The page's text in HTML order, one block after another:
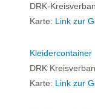
DRK-
Karte: Link zur
Kleidercontainer
DRK
Karte: Link zur